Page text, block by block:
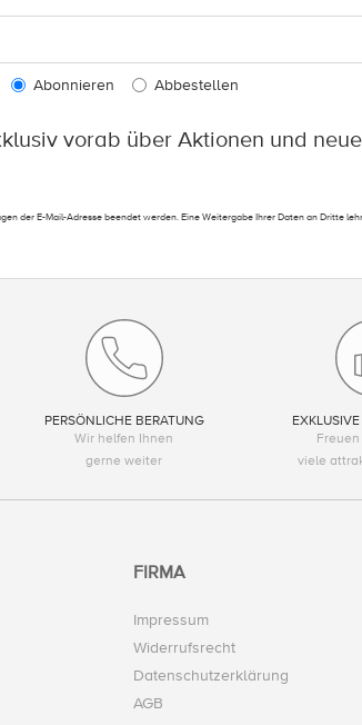
Abonnieren Abbestellen
vorab über Aktionen und
der E-Mail-Adresse beendet werden. Eine Weitergabe Ihrer Daten an Dritte
PERSÖNLICHE BERATUNG
Wir helfen Ihnen
gerne weiter
viele
FIRMA
Impressum
Widerrufsrecht
Datenschutzerklärung
AGB